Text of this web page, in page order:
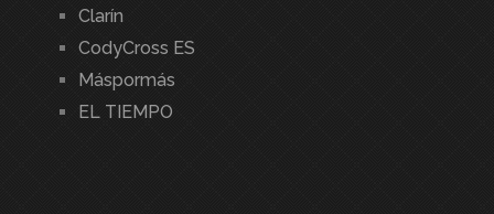
Clarín
CodyCross ES
Máspormás
EL TIEMPO